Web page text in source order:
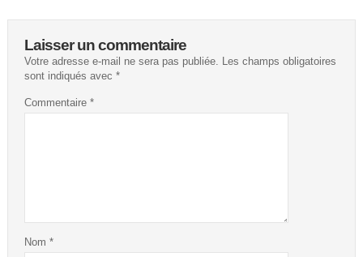
Laisser un commentaire
Votre adresse e-mail ne sera pas publiée.
Les champs obligatoires
sont indiqués avec *
Commentaire *
Nom *